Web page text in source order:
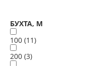
БУХТА, М
100 (11)
200 (3)